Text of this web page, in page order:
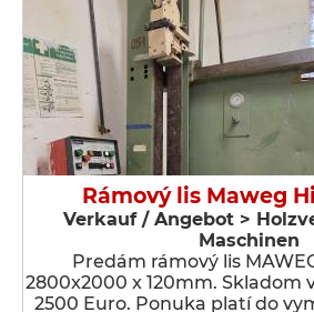
Rámový lis Maweg
Verkauf / Angebot >
Maschinen
Predám rámový lis
2800x2000 x 120mm. Skladom
2500 Euro. Ponuka platí do